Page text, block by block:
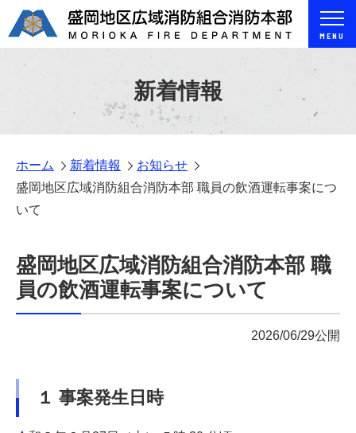
MENU
新着情報
ホーム 新着情報
お知らせ
盛岡地区広域消防組合消防本部 職員の飲酒運転事案につ
いて
盛岡地区広域消防組合消防本部 職
員の飲酒運転事案について
2026/06/29公開
１ 事案発生日時